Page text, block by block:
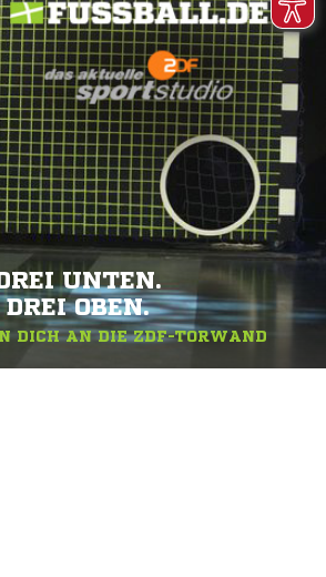
UNTEN.
DREI OBEN.
DICH AN DIE ZDF-TORWAND